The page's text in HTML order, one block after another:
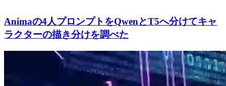
Animaの4人プロンプトをQwenとT5へ分けてキャ
ラクターの描き分けを調べた